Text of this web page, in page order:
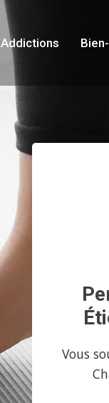
Addictions
Vous